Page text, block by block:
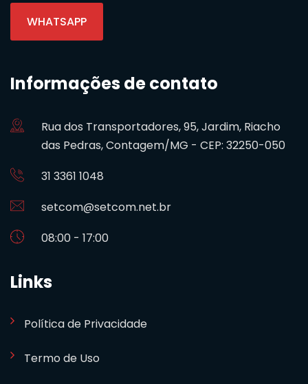
WHATSAPP
Informações de contato
Rua dos Transportadores, 95, Jardim, Riacho
das Pedras, Contagem/MG - CEP: 32250-050
31 3361 1048
setcom@setcom.net.br
08:00 - 17:00
Links
Política de Privacidade
Termo de Uso